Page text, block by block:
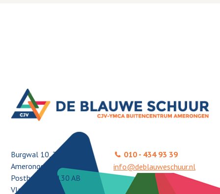
010 - 434 93 39
info@deblauweschuur.nl
Burgwal 10, 3958 ER
Amerongen
Postbus 51, 3130 AB
Vlaardingen